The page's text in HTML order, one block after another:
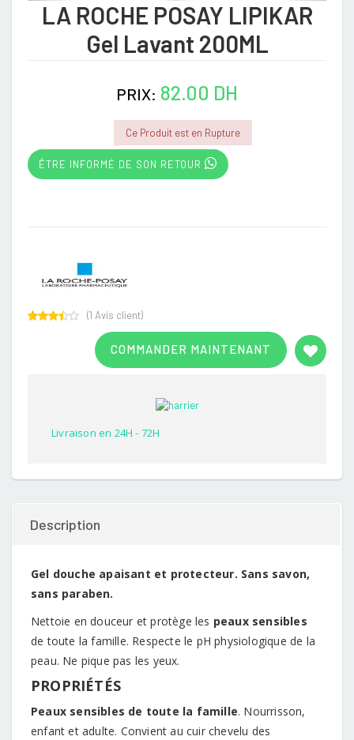
LA ROCHE POSAY LIPIKAR
Gel Lavant 200ML
PRIX: 82.00 DH
Ce Produit est en Rupture
ÊTRE INFORMÉ DE SON RETOUR
COMMANDER MAINTENANT
(1 Avis client)
Livraison en 24H - 72H
Description
Gel douche apaisant et protecteur. Sans savon,
sans paraben.
Nettoie en douceur et protège les peaux sensibles
de toute la famille. Respecte le pH physiologique de la
peau. Ne pique pas les yeux.
PROPRIÉTÉS
Peaux sensibles de toute la famille. Nourrisson,
enfant et adulte. Convient au cuir chevelu des